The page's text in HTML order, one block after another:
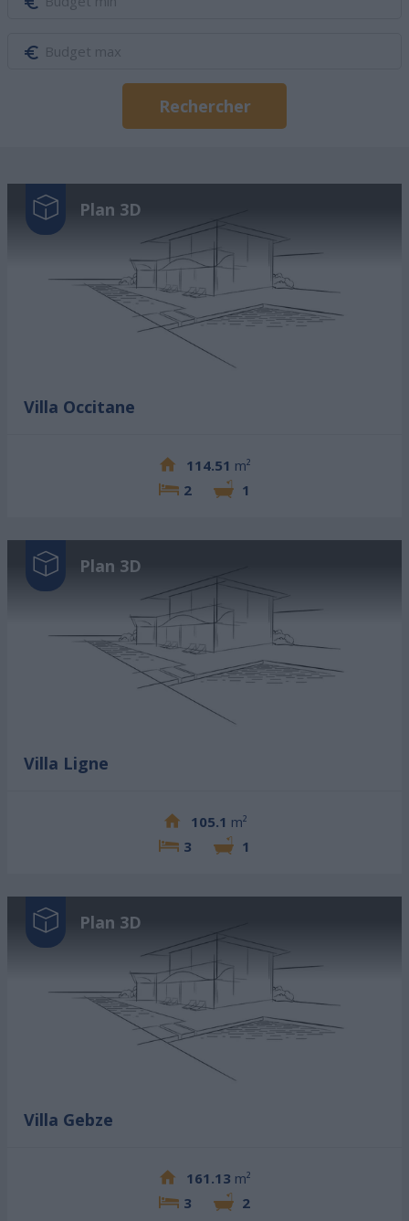
Rechercher
Plan 3D
Villa Occitane
114.51 m²
2
1
Plan 3D
Villa Ligne
105.1 m²
3
1
Plan 3D
Villa Gebze
161.13 m²
3
2